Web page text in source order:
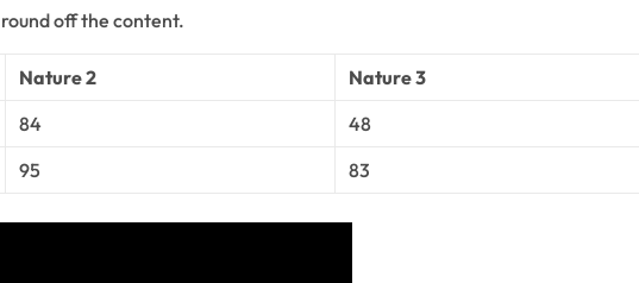
off the content.
Nature 2
Nature 3
84
48
95 83